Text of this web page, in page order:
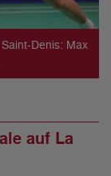
Denis: Max
auf La